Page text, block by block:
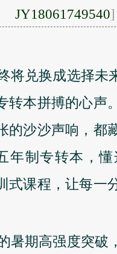
JY18061749540]
将兑换成选择未
转本拼搏的心声
的沙沙声响，都
年制专转本，
式课程，让每一
暑期高强度突破